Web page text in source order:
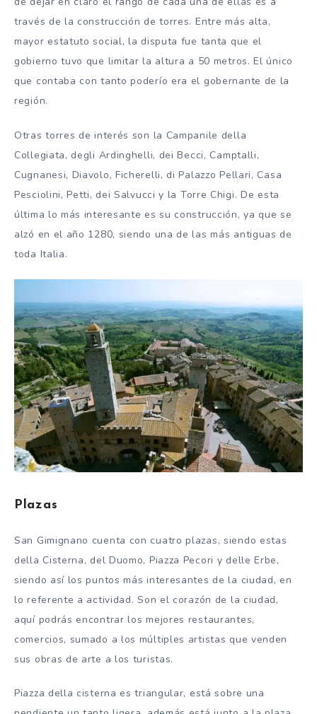
través de la construcción de torres. Entre más alta,
mayor estatuto social, la disputa fue tanta que el
gobierno tuvo que limitar la altura a 50 metros. El único
que contaba con tanto poderío era el gobernante de la
región.
Otras torres de interés son la Campanile della
Collegiata, degli Ardinghelli, dei Becci, Camptalli,
Cugnanesi, Diavolo, Ficherelli, di Palazzo Pellari, Casa
Pesciolini, Petti, dei Salvucci y la Torre Chigi. De esta
última lo más interesante es su construcción, ya que se
alzó en el año 1280, siendo una de las más antiguas de
toda Italia.
Plazas
San Gimignano cuenta con cuatro plazas, siendo estas
della Cisterna, del Duomo, Piazza Pecori y delle Erbe,
siendo así los puntos más interesantes de la ciudad, en
lo referente a actividad. Son el corazón de la ciudad,
aquí podrás encontrar los mejores restaurantes,
comercios, sumado a los múltiples artistas que venden
sus obras de arte a los turistas.
Piazza della cisterna es triangular, está sobre una